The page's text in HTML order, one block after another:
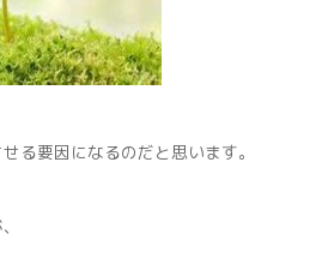
る要因になるのだと思います。